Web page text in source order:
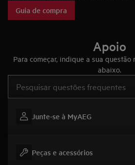
máquinas de lavar loiça AEG únicas no
Guia de compra
Apoio
Para começar, indique a sua questão
abaixo.
Junte-se à MyAEG
Peças e acessórios